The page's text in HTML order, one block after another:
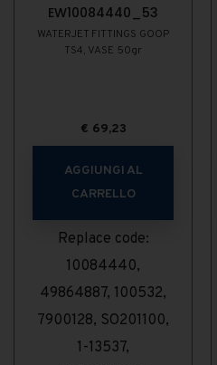
EW10084440_53
WATERJET FITTINGS GOOP
TS4, VASE 50gr
€ 69,23
AGGIUNGI AL
CARRELLO
Replace code:
10084440,
49864887, 100532,
7900128, SO201100,
1-13537,